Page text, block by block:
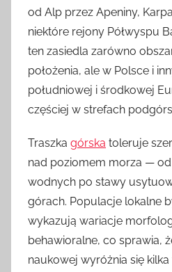
od Alp przez Apeniny,
niektóre rejony Półwyspu
ten zasiedla zarówno
położenia, ale w Polsce i
południowej i środkowej
częściej w strefach
Traszka górska toleruje
nad poziomem morza —
wodnych po stawy
górach. Populacje lokalne
wykazują wariacje
behawioralne, co sprawia,
naukowej wyróżnia się